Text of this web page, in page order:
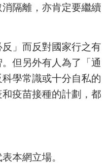
隔離，亦肯定要繼續
」而反對國家行之有
但另外有人為了「通
學常識或十分自私的
疫苗接種的計劃，都
本網立場。